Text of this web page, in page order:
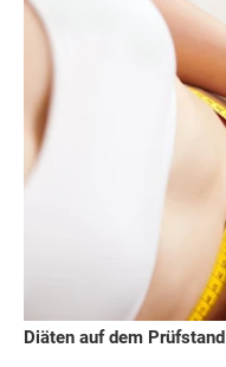
Diäten auf dem Prüfstand